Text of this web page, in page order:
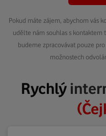
Pokud máte zájem, abychom vás
udělte nám souhlas s
budeme zpracovávat pouze
možnostech
Rychlý